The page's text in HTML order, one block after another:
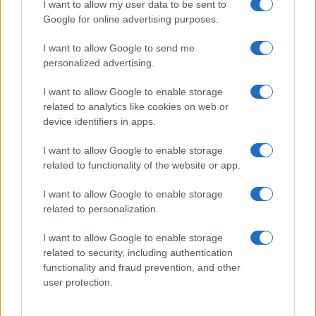
I want to allow my user data to be sent to
Google for online advertising purposes.
I want to allow Google to send me
personalized advertising.
I want to allow Google to enable storage
related to analytics like cookies on web or
device identifiers in apps.
I want to allow Google to enable storage
related to functionality of the website or app.
I want to allow Google to enable storage
related to personalization.
I want to allow Google to enable storage
related to security, including authentication
functionality and fraud prevention, and other
user protection.
vincere davvero
diAlessandro Bonelli